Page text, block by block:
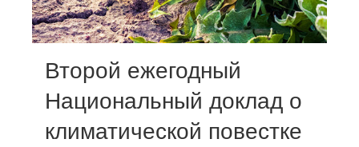
Отчетность
Противодействие коррупции
Материалы для СМИ
Публикации
Второй ежегодный
Национальный доклад о
климатической повестке